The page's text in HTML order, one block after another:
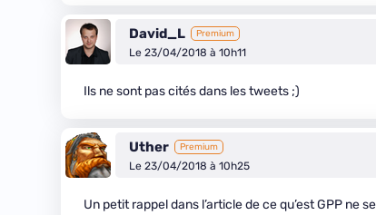
David_L Premium
Le 23/04/2018 à 10h11
Ils ne sont pas cités dans les tweets ;)
Uther Premium
Le 23/04/2018 à 10h25
Un petit rappel dans l’article de ce qu’est GPP